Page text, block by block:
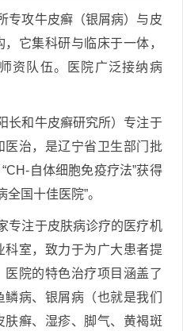
专攻牛皮癣（银屑病）与皮
它集科研与临床于一体，
资队伍。医院广泛接纳病
长和牛皮癣研究所）专注于
治，是辽宁省卫生部门批
自体细胞免疫疗法”获得
国十佳医院”。
专注于皮肤病诊疗的医疗机
室，致力于为广大患者提
院的特色治疗项目涵盖了
病、银屑病（也就是我们
癣、湿疹、脚气、黄褐斑